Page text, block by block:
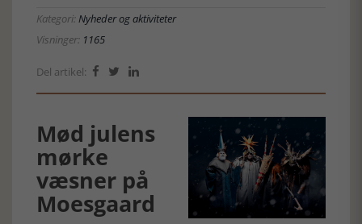
Kategori:Nyheder og aktiviteter
Visninger: 1165
Del artikel:   
Mød julens
mørke
væsner på
Moesgaard